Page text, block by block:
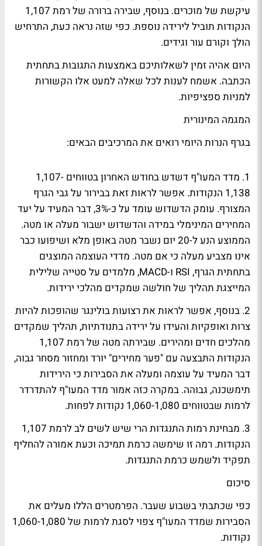
עיקשת של מוכרים. בנוסף, שבירה ברורה של רמת 1,107
הנקודות תוביל לירידה נוספת. כפי שזה נראה כעת, התרחיש
הולך וקורם עור וגידים.
היום אהיה זמין לשאלותיכם באמצעות התגובות בתחתית
הכתבה. אשמח לענות לכל שאלה למעט אלו הקשורות
למניות ספציפיות.
המגמה המינורית
בגרף הנרות היומי רואים את המרכיבים הבאים:
1. מדד המעו"ף דשדש בחודש האחרון בטווחים 1,107-
1,138 הנקודות. אפשר לראות זאת בבירור על גבי הגרף
המצורף. עומק הדשדוש עומד על כ-3%, דבר המעיד על יעד
המחירים המינימלי במידה והדשדוש ישבור מעלה או מטה.
הממוצע הנע ל-20 יום נשבר מטה באופן מלא ושיפועו כבר
אינו מצביע מעלה כי אם מטה. מדדי העוצמה המוצגים
בתחתית הגרף, RSI ו-MACD, מלמדים על סטייה שלילית
המייצגת תהליך של חולשה שמקדים מהלכי ירידות.
2. בנוסף, אפשר לראות את רצועות בולינגר שהופכות להיות
צרות ואופקיות והעידו על ירידה בתנודתיות, תהליך שמקדים
מהלכים חדים ומהירים. שבירתה מטה של רמת 1,107
הנקודות התבצעה עם "פער מחירים" יורד ומחזור מסחר גבוה,
דבר המעיד על עוצמה ומעלה את הסבירות כי הירידות
תימשכנה, גבוהה. במקרה כזה אמור מדד המעו"ף להתדרדר
לרמות שבטווחים 1,060-1,080 נקודות לפחות.
3. מבחינת רמות התנגדות הרי שיש לשים לב לרמת 1,107
הנקודות. רמה זו שימשה כרמת תמיכה וכעת אמורה להחליף
תפקיד ולשמש כרמת התנגדות.
סיכום
כפי שכתבתי בשבוע שעבר. הפרמטרים הללו מעלים את
הסבירות שמדד המעו"ף צפוי לסגת לרמות של 1,060-1,080
נקודות.